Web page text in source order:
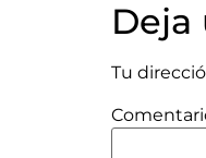
Deja
Tu